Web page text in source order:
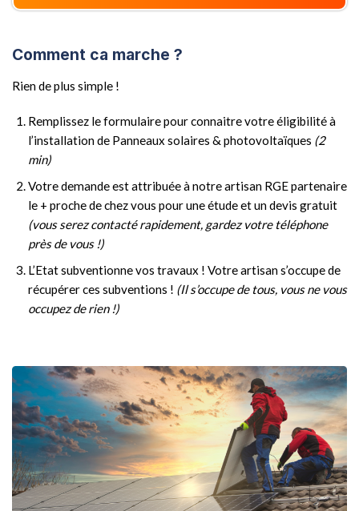
Comment ca marche ?
Rien de plus simple !
Remplissez le formulaire pour connaitre votre éligibilité à
l’installation de Panneaux solaires & photovoltaïques (2
min)
Votre demande est attribuée à notre artisan RGE partenaire
le + proche de chez vous pour une étude et un devis gratuit
(vous serez contacté rapidement, gardez votre téléphone
près de vous !)
L’Etat subventionne vos travaux ! Votre artisan s’occupe de
récupérer ces subventions ! (Il s’occupe de tous, vous ne vous
occupez de rien !)